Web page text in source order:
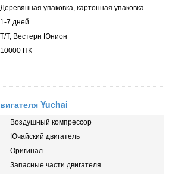
Деревянная упаковка, картонная упаковка
1-7 дней
Т/Т, Вестерн Юнион
10000 ПК
Yuchai
Воздушный компрессор
Ючайский двигатель
Оригинал
Запасные части двигателя